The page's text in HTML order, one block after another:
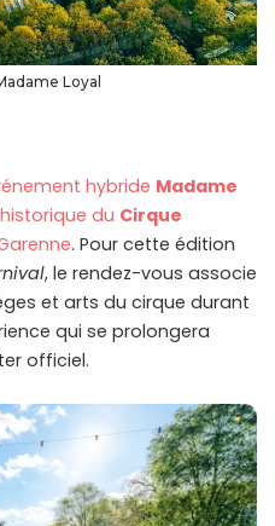
Loyal
hybride Madame
du Cirque
. Pour cette édition
, le rendez-vous associe
et arts du cirque durant
qui se prolongera
officiel.